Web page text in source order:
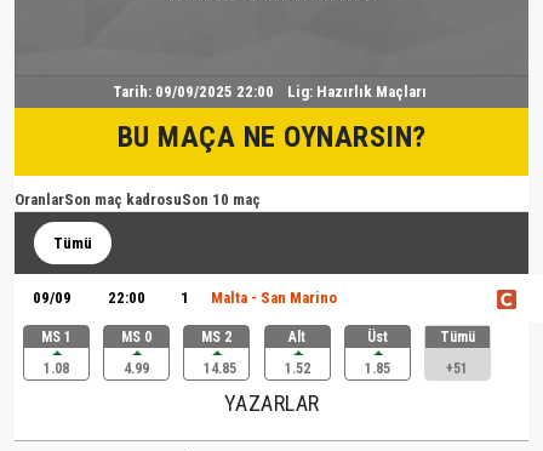
Tarih: 09/09/2025 22:00 Lig: Hazırlık Maçları
BU MAÇA NE OYNARSIN?
OranlarSon maç kadrosuSon 10 maç
Tümü
09/09 22:00 1 Malta - San Marino
MS 1
1.08
MS 0
4.99
MS 2
14.85
Alt
1.52
Üst
1.85
Tümü
+51
YAZARLAR